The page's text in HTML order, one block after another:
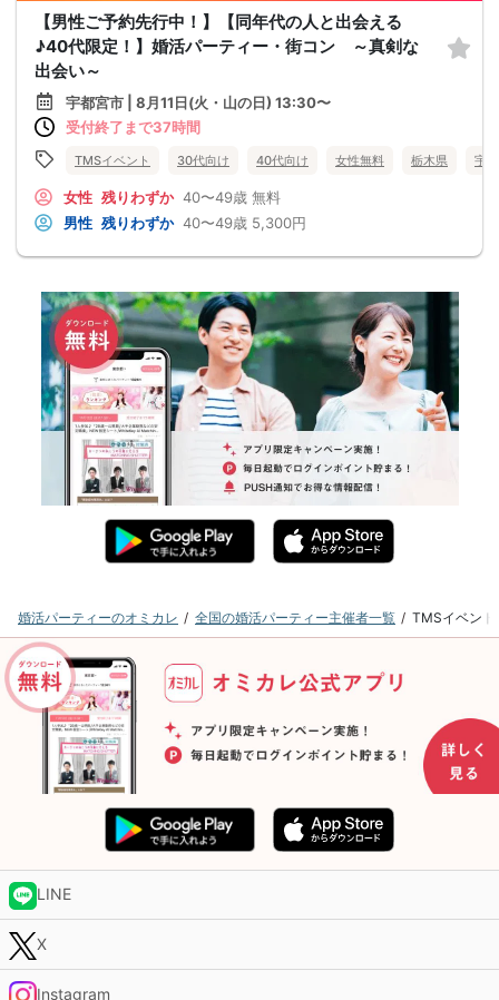
【男性ご予約先行中！】【同年代の人と出会える
♪40代限定！】婚活パーティー・街コン ～真剣な
出会い～
宇都宮市 | 8月11日(火・山の日) 13:30〜
受付終了まで37時間
TMSイベント 30代向け 40代向け 女性無料 栃木県 宇
女性 残りわずか 40〜49歳 無料
男性 残りわずか 40〜49歳 5,300円
婚活パーティーのオミカレ 全国の婚活パーティー主催者一覧 TMSイベント
LINE
X
Instagram